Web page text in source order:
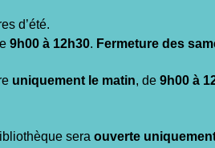
d’été.
9h00 à 12h30. Fermeture des
uniquement le matin, de 9h00 à
sera ouverte